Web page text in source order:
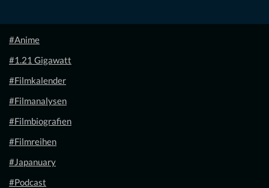
#Anime
#1.21 Gigawatt
#Filmkalender
#Filmanalysen
#Filmbiografien
#Filmreihen
#Japanuary
#Podcast